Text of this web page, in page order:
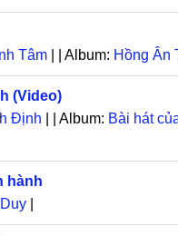
Tâm | | Album: Hồng Ân
(Video)
Định | | Album: Bài hát
hành